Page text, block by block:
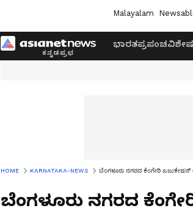
Malayalam
ಭಾರತಪ್ರಪಂಚವಿಶೇಷ
HOME KARNATAKA-NEWS ಬೆಂಗಳೂರು ನಗರದ ಕೆಂಗೇರಿ ಎಜುಕೇಷನ್
ಬೆಂಗಳೂರು ನಗರದ